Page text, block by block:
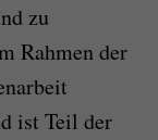
zu
Rahmen der
ist Teil der